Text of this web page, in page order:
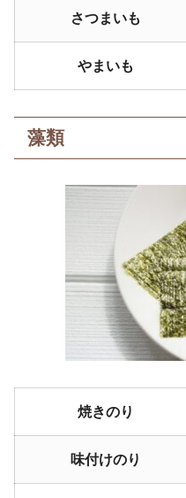
さつまいも
やまいも
藻類
焼きのり
味付けのり